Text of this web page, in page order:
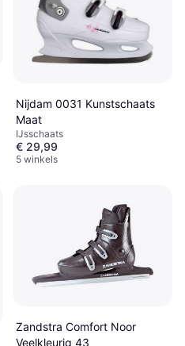
Nijdam 0031 Kunstschaats
Maat
IJsschaats
€ 29,99
5 winkels
Zandstra Comfort Noor
Veelkleurig 43